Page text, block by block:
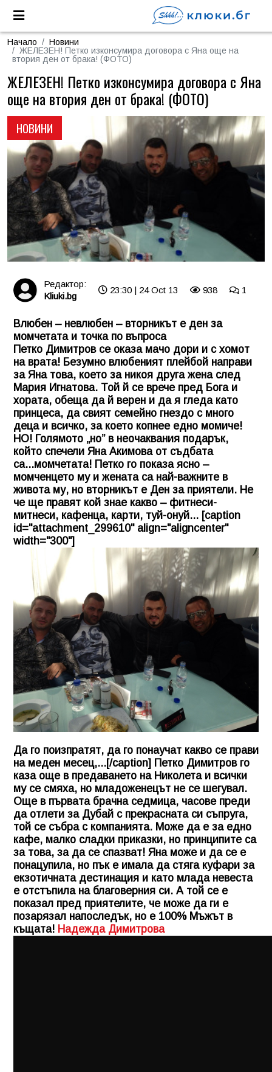
Начало
Новини
ЖЕЛЕЗЕН! Петко изконсумира договора с Яна още на
втория ден от брака! (ФОТО)
НОВИНИ
ЖЕЛЕЗЕН! Петко изконсумира договора с Яна
още на втория ден от брака! (ФОТО)
Редактор:
Kliuki.bg
23:30 | 24 Oct 13 938 1
Влюбен – невлюбен – вторникът е ден за
момчетата и точка по въпроса
Петко Димитров се оказа мачо дори и с хомот
на врата! Безумно влюбеният плейбой направи
за Яна това, което за никоя друга жена след
Мария Игнатова. Той й се врече пред Бога и
хората, обеща да й верен и да я гледа като
принцеса, да свият семейно гнездо с много
деца и всичко, за което копнее едно момиче!
НО! Голямото „но” в неочаквания подарък,
който спечели Яна Акимова от съдбата
са...момчетата! Петко го показа ясно –
момченцето му и жената са най-важните в
живота му, но вторникът е Ден за приятели. Не
че ще правят кой знае какво – фитнеси-
митнеси, кафенца, карти, туй-онуй... [caption
id="attachment_299610" align="aligncenter"
width="300"]
Да го поизпратят, да го понаучат какво се прави
на меден месец,...[/caption] Петко Димитров го
каза още в предаването на Николета и всички
му се смяха, но младоженецът не се шегувал.
Още в първата брачна седмица, часове преди
да отлети за Дубай с прекрасната си съпруга,
той се събра с компанията. Може да е за едно
кафе, малко сладки приказки, но принципите са
за това, за да се спазват! Яна може и да се е
понацупила, но пък е имала да стяга куфари за
екзотичната дестинация и като млада невеста
е отстъпила на благоверния си. А той се е
показал пред приятелите, че може да ги е
позарязал напоследък, но е 100% Мъжът в
къщата! Надежда Димитрова